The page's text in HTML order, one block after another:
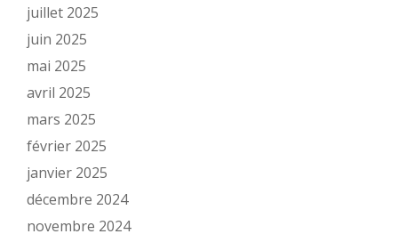
juillet 2025
juin 2025
mai 2025
avril 2025
mars 2025
février 2025
janvier 2025
décembre 2024
novembre 2024